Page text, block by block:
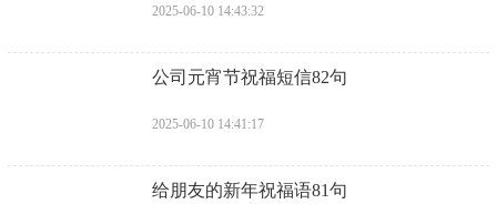
2025-06-10 14:43:32
​公司元宵节祝福短信82句
2025-06-10 14:41:17
​给朋友的新年祝福语81句